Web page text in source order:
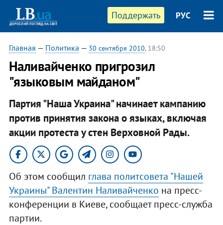
Поддержать РУС
Главная — Политика — 30 сентября 2010, 18:50
Наливайченко пригрозил
"языковым майданом"
Партия "Наша Украина" начинает кампанию
против принятия закона о языках, включая
акции протеста у стен Верховной Рады.
Об этом сообщил глава политсовета "Нашей
Украины" Валентин Наливайченко на пресс-
конференции в Киеве, сообщает пресс-служба
партии.